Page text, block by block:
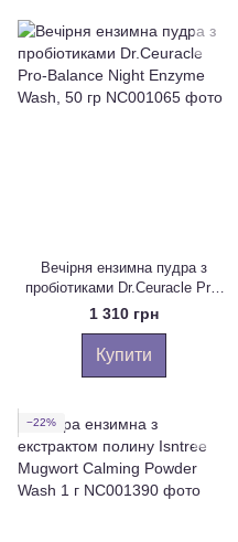
Вечірня ензимна пудра з
пробіотиками Dr.Ceuracle Pro-
Balance Night Enzyme Wash, 50
1 310 грн
Купити
−22%